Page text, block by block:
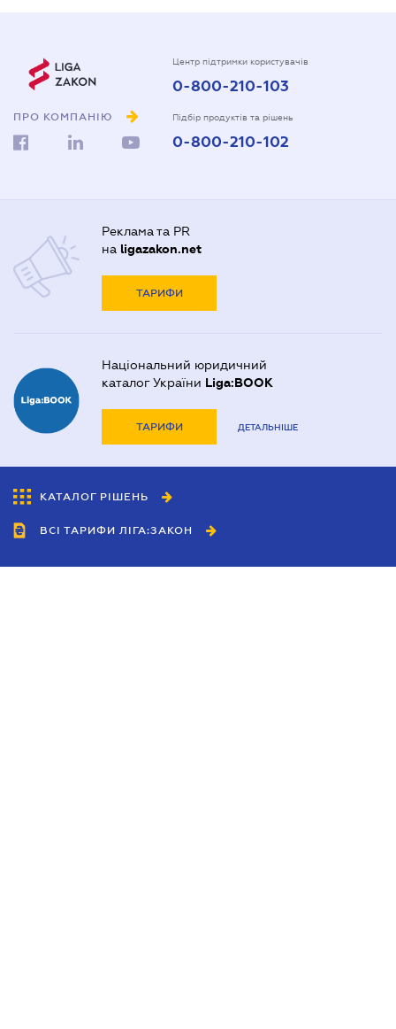
ПРО КОМПАНІЮ
Центр підтримки користувачів
0-800-210-103
Підбір продуктів та рішень
0-800-210-102
Реклама та PR
на ligazakon.net
ТАРИФИ
Національний юридичний
каталог України Liga:BOOK
ТАРИФИ ДЕТАЛЬНІШЕ
КАТАЛОГ РІШЕНЬ
ВСІ ТАРИФИ ЛІГА:ЗАКОН